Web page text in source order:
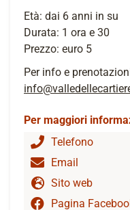
Età: dai 6 anni in su
Durata: 1 ora e 30
Prezzo: euro 5
Per info e
Per maggiori
Telefono
Email
Sito web
Pagina